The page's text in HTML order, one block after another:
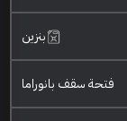
بنزين
فتحة سقف بانوراما